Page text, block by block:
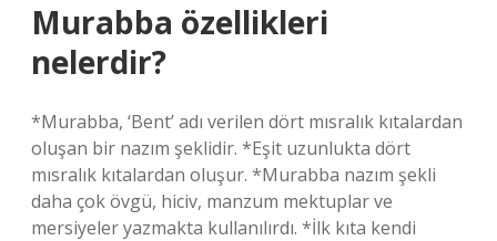
Murabba özellikleri
nelerdir?
*Murabba, ‘Bent’ adı verilen dört mısralık kıtalardan
oluşan bir nazım şeklidir. *Eşit uzunlukta dört
mısralık kıtalardan oluşur. *Murabba nazım şekli
daha çok övgü, hiciv, manzum mektuplar ve
mersiyeler yazmakta kullanılırdı. *İlk kıta kendi